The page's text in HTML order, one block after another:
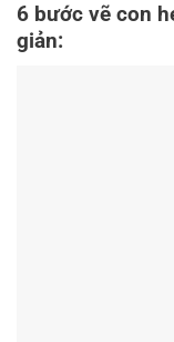
6 bước vẽ con
giản: